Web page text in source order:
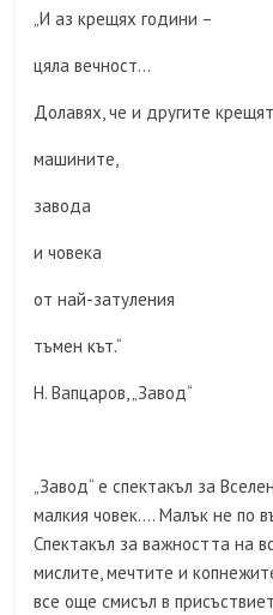
„И аз крещях години –
цяла вечност…
Долавях, че и другите
машините,
завода
и човека
от най-затуления
тъмен кът.“
Н. Вапцаров, „Завод“
„Завод“ е спектакъл за
малкия човек…. Малък не по
Спектакъл за важността на
мислите, мечтите и
все още смисъл в